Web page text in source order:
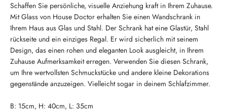
Schaffen Sie persönliche, visuelle Anziehung kraft in Ihrem Zuhause.
Mit Glass von House Doctor erhalten Sie einen Wandschrank in
Ihrem Haus aus Glas und Stahl. Der Schrank hat eine Glastür, Stahl
rückseite und ein einziges Regal. Er wird sicherlich mit seinem
Design, das einen rohen und eleganten Look ausgleicht, in Ihrem
Zuhause Aufmerksamkeit erregen. Verwenden Sie diesen Schrank,
um Ihre wertvollsten Schmuckstücke und andere kleine Dekorations
gegenstände anzuzeigen. Vielleicht sogar in deinem Schlafzimmer.
B: 15cm, H: 40cm, L: 35cm